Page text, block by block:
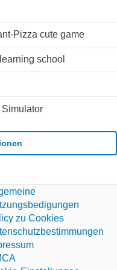
Pizza cute game
school
zu Cookies